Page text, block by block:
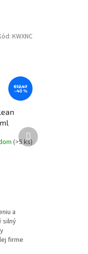
€12,47
–40 %
(>5 ks)
a
silný
firme
KWXNC
Další
produkt